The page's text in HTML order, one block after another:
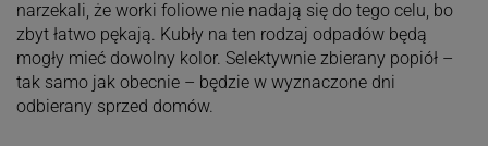
narzekali, że worki foliowe nie nadają się do tego celu, bo
zbyt łatwo pękają. Kubły na ten rodzaj odpadów będą
mogły mieć dowolny kolor. Selektywnie zbierany popiół –
tak samo jak obecnie – będzie w wyznaczone dni
odbierany sprzed domów.